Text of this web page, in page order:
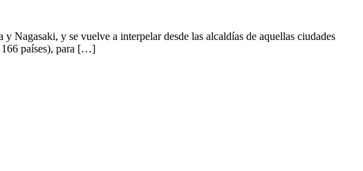
Nagasaki, y se vuelve a interpelar desde las alcaldías de aquellas ciudades
166 países), para […]